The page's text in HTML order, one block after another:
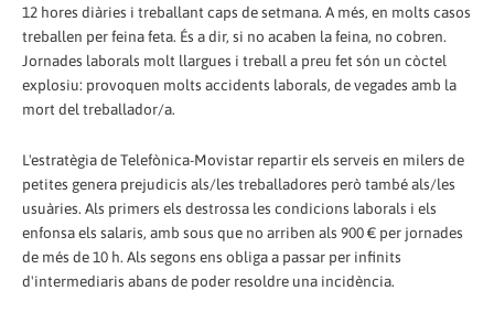
12 hores diàries i treballant caps de setmana. A més, en molts casos
treballen per feina feta. És a dir, si no acaben la feina, no cobren.
Jornades laborals molt llargues i treball a preu fet són un còctel
explosiu: provoquen molts accidents laborals, de vegades amb la
mort del treballador/a.
L'estratègia de Telefònica-Movistar repartir els serveis en milers de
petites genera prejudicis als/les treballadores però també als/les
usuàries. Als primers els destrossa les condicions laborals i els
enfonsa els salaris, amb sous que no arriben als 900 € per jornades
de més de 10 h. Als segons ens obliga a passar per infinits
d'intermediaris abans de poder resoldre una incidència.